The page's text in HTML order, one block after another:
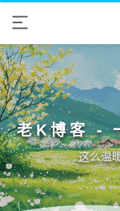
老K博客 -
这么温